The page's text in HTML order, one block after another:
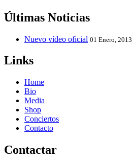
Últimas Noticias
Nuevo vídeo oficial 01 Enero, 2013
Links
Home
Bio
Media
Shop
Conciertos
Contacto
Contactar